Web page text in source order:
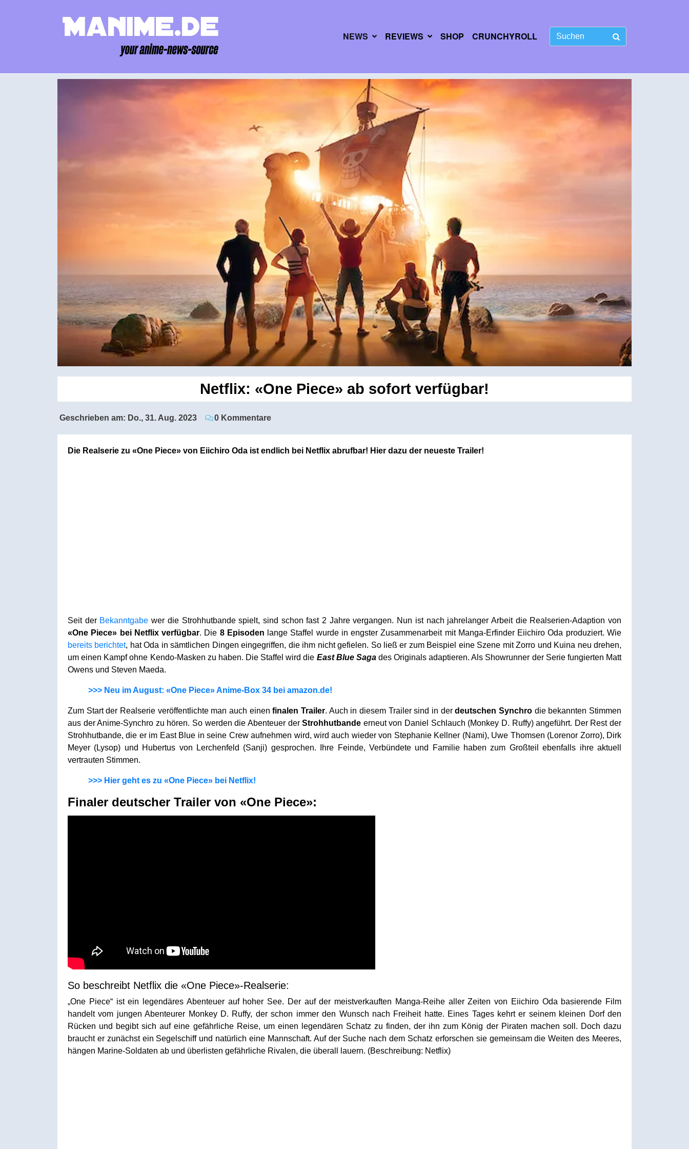
NEWS REVIEWS SHOP CRUNCHYROLL
Netflix: «One Piece» ab sofort verfügbar!
Geschrieben am: Do., 31. Aug. 2023 0 Kommentare
Die Realserie zu «One Piece» von Eiichiro Oda ist endlich bei Netflix abrufbar! Hier dazu der neueste Trailer!
Seit der Bekanntgabe wer die Strohhutbande spielt, sind schon fast 2 Jahre vergangen. Nun ist nach jahrelanger Arbeit die Realserien-Adaption von
«One Piece» bei Netflix verfügbar. Die 8 Episoden lange Staffel wurde in engster Zusammenarbeit mit Manga-Erfinder Eiichiro Oda produziert. Wie
bereits berichtet, hat Oda in sämtlichen Dingen eingegriffen, die ihm nicht gefielen. So ließ er zum Beispiel eine Szene mit Zorro und Kuina neu drehen,
um einen Kampf ohne Kendo-Masken zu haben. Die Staffel wird die East Blue Sagades Originals adaptieren. Als Showrunner der Serie fungierten Matt
Owens und Steven Maeda.
>>> Neu im August: «One Piece» Anime-Box 34 bei amazon.de!
Zum Start der Realserie veröffentlichte man auch einenfinalen Trailer. Auch in diesem Trailer sind in derdeutschen Synchro die bekannten Stimmen
aus der Anime-Synchro zu hören. So werden die Abenteuer derStrohhutbande erneut von Daniel Schlauch (Monkey D. Ruffy) angeführt. Der Rest der
Strohhutbande, die er im East Blue in seine Crew aufnehmen wird, wird auch wieder von Stephanie Kellner (Nami), Uwe Thomsen (Lorenor Zorro), Dirk
Meyer (Lysop) und Hubertus von Lerchenfeld (Sanji) gesprochen. Ihre Feinde, Verbündete und Familie haben zum Großteil ebenfalls ihre aktuell
vertrauten Stimmen.
>>> Hier geht es zu «One Piece» bei Netflix!
Finaler deutscher Trailer von «One Piece»:
So beschreibt Netflix die «One Piece»-Realserie:
„One Piece“ ist ein legendäres Abenteuer auf hoher See. Der auf der meistverkauften Manga-Reihe aller Zeiten von Eiichiro Oda basierende Film
handelt vom jungen Abenteurer Monkey D. Ruffy, der schon immer den Wunsch nach Freiheit hatte. Eines Tages kehrt er seinem kleinen Dorf den
Rücken und begibt sich auf eine gefährliche Reise, um einen legendären Schatz zu finden, der ihn zum König der Piraten machen soll. Doch dazu
braucht er zunächst ein Segelschiff und natürlich eine Mannschaft. Auf der Suche nach dem Schatz erforschen sie gemeinsam die Weiten des Meeres,
hängen Marine-Soldaten ab und überlisten gefährliche Rivalen, die überall lauern. (Beschreibung: Netflix)